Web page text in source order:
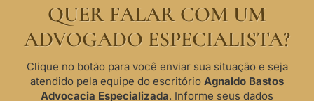
QUER FALAR COM UM
ADVOGADO ESPECIALISTA?
Clique no botão para você enviar sua situação e seja
atendido pela equipe do escritório Agnaldo Bastos
Advocacia Especializada. Informe seus dados